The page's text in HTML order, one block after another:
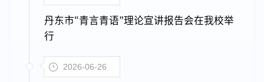
丹东市“青言青语”理论宣讲报告会在我校举
行
2026-06-26